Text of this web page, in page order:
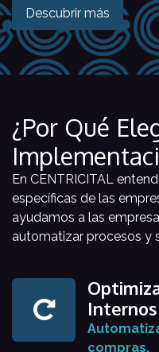
Descubrir más
¿Por Qué
En CENTRICITAL
específicas de las
ayudamos a las
automatizar procesos y
Internos
compras.